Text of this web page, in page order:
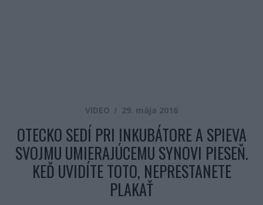
VIDEO 29. mája 2016
OTECKO SEDÍ PRI INKUBÁTORE A SPIEVA
SVOJMU UMIERAJÚCEMU SYNOVI PIESEŇ.
KEĎ UVIDÍTE TOTO, NEPRESTANETE
PLAKAŤ